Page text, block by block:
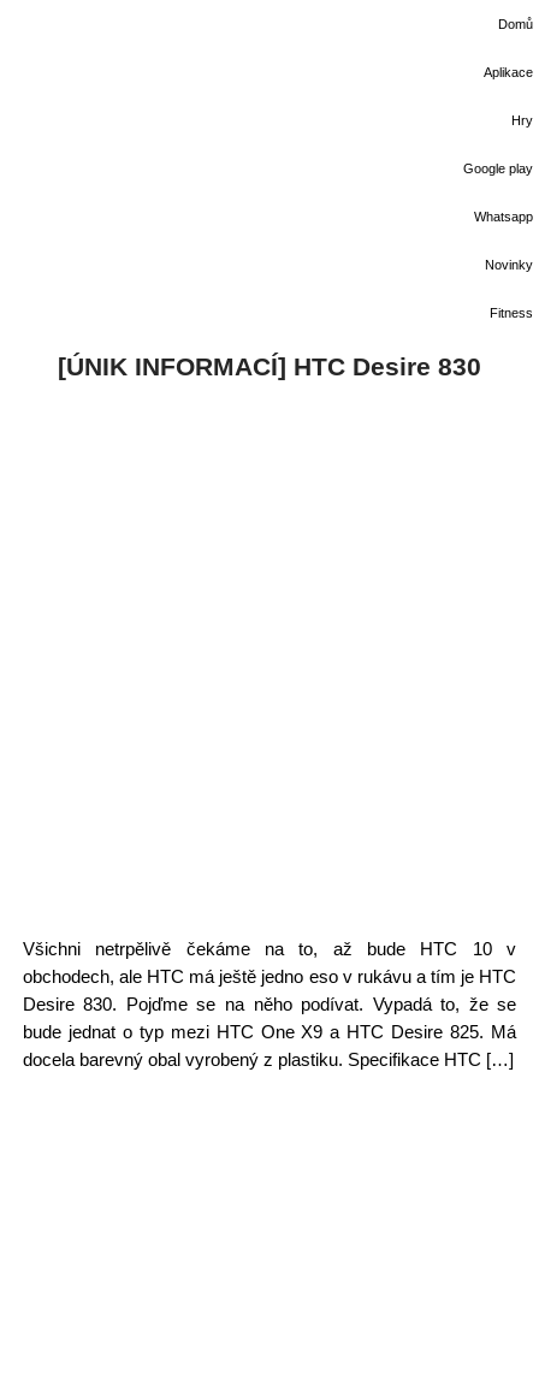
Domů
Aplikace
Hry
Google play
Whatsapp
Novinky
Fitness
[ÚNIK INFORMACÍ] HTC Desire 830
Všichni netrpělivě čekáme na to, až bude HTC 10 v
obchodech, ale HTC má ještě jedno eso v rukávu a tím je HTC
Desire 830. Pojďme se na něho podívat. Vypadá to, že se
bude jednat o typ mezi HTC One X9 a HTC Desire 825. Má
docela barevný obal vyrobený z plastiku. Specifikace HTC […]